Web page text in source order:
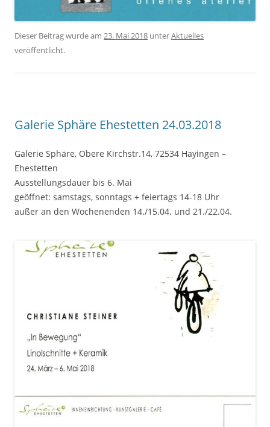
Dieser Beitrag wurde am 23. Mai 2018 unterAktuelles
veröffentlicht.
Galerie Sphäre Ehestetten 24.03.2018
Galerie Sphäre, Obere Kirchstr.14, 72534 Hayingen –
Ehestetten
Ausstellungsdauer bis 6. Mai
geöffnet: samstags, sonntags + feiertags 14-18 Uhr
außer an den Wochenenden 14./15.04. und 21./22.04.